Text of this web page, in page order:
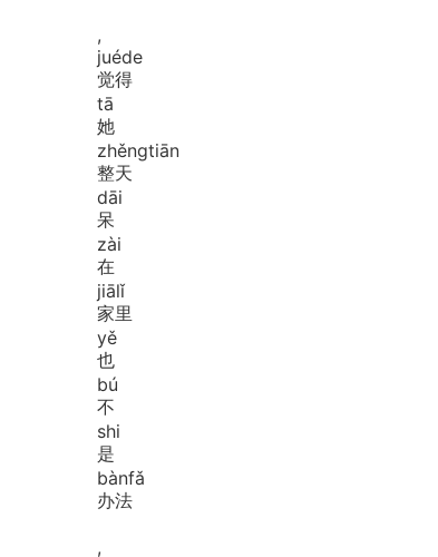
,
juéde
觉得
tā
她
zhěngtiān
整天
dāi
呆
zài
在
jiālǐ
家里
yě
也
bú
不
shi
是
bànfǎ
办法
,